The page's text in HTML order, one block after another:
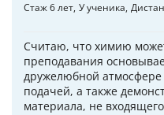
Стаж 6 лет У ученика
Считаю, что химию
преподавания
дружелюбной
подачей, а также
материала, не